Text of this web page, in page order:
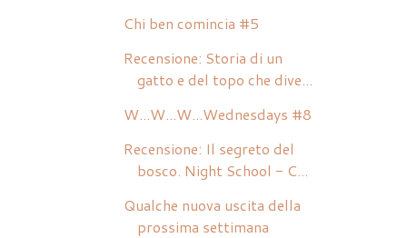
Chi ben comincia #5
Recensione: Storia di un
gatto e del topo che dive...
W...W...W...Wednesdays #8
Recensione: Il segreto del
bosco. Night School - C...
Qualche nuova uscita della
prossima settimana